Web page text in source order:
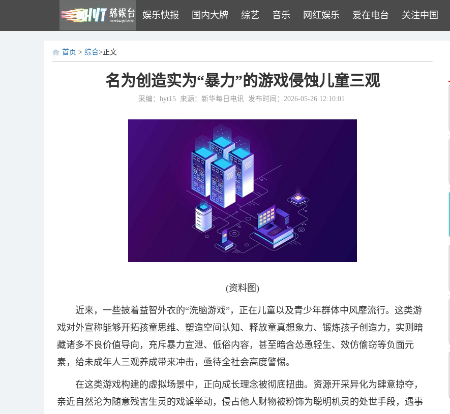
娱乐快报 国内大牌 综艺 音乐 网红娱乐 爱在电台 关注中国
首页 > 综合>正文
名为创造实为“暴力”的游戏侵蚀儿童三观
采编：hyt15 来源：新华每日电讯 发布时间：2026-05-26 12:10:01
(资料图)
近来，一些披着益智外衣的“洗脑游戏”，正在儿童以及青少年群体中风靡流行。这类游
戏对外宣称能够开拓孩童思维、塑造空间认知、释放童真想象力、锻炼孩子创造力，实则暗
藏诸多不良价值导向，充斥暴力宣泄、低俗内容，甚至暗含怂恿轻生、效仿偷窃等负面元
素，给未成年人三观养成带来冲击，亟待全社会高度警惕。
在这类游戏构建的虚拟场景中，正向成长理念被彻底扭曲。资源开采异化为肆意掠夺，
亲近自然沦为随意残害生灵的戏谑举动，侵占他人财物被粉饰为聪明机灵的处世手段，遇事